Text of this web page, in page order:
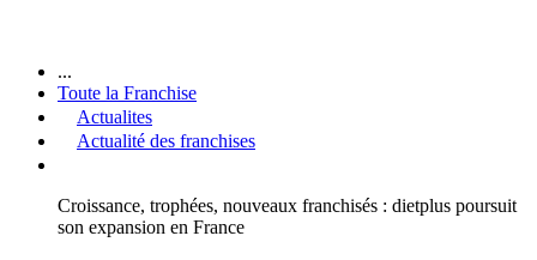
...
Toute la Franchise
Actualites
Actualité des franchises
Croissance, trophées, nouveaux franchisés : dietplus poursuit
son expansion en France